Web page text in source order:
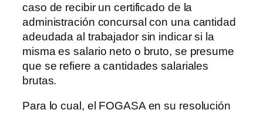
caso de recibir un certificado de la
administración concursal con una cantidad
adeudada al trabajador sin indicar si la
misma es salario neto o bruto, se presume
que se refiere a cantidades salariales
brutas.
Para lo cual, el FOGASA en su resolución